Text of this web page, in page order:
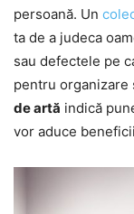
persoană. Un
ta de a judeca
sau defectele pe
pentru
de artă indică
vor aduce